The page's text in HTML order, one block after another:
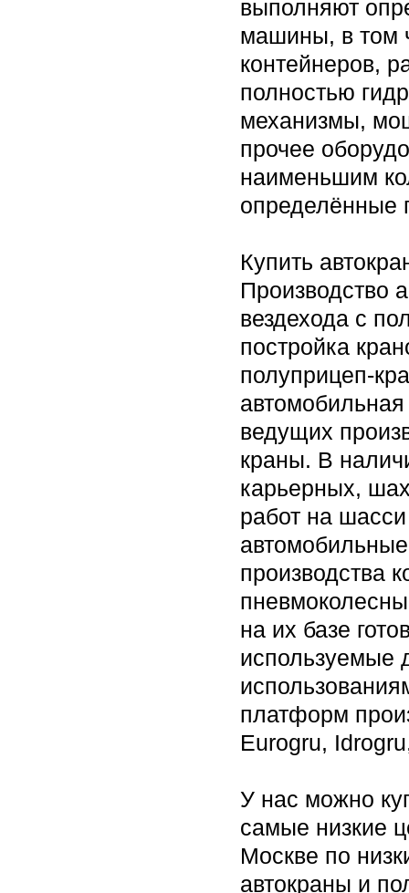
выполняют
машины, в том
контейнеров,
полностью
механизмы,
прочее
наименьшим
определённые
Купить
Производство
вездехода с
постройка
полуприцеп-
ведущих
краны. В
карьерных,
работ на
производства
на их базе
используемые
платформ
Eurogru,
У нас можно
самые низкие
Москве по
автокраны и